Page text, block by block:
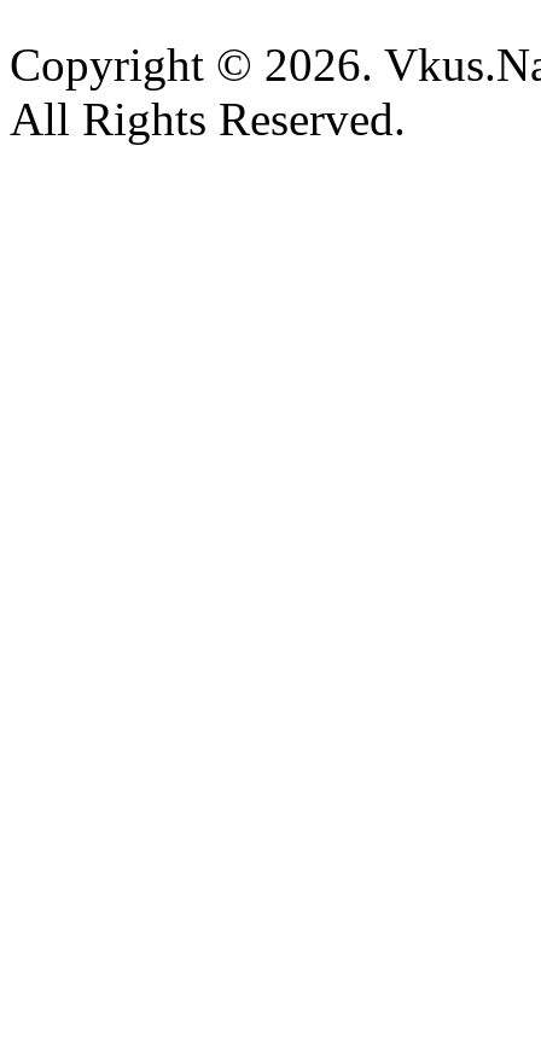
Copyright © 2026.
All Rights Reserved.